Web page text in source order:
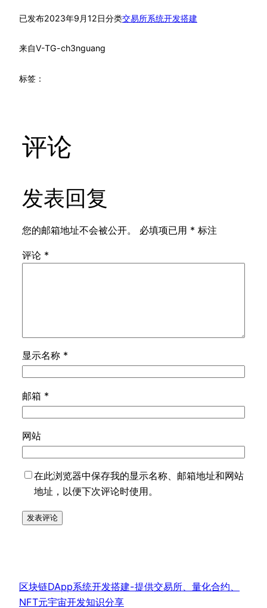
已发布2023年9月12日分类交易所系统开发搭建
来自V-TG-ch3nguang
标签：
评论
发表回复
您的邮箱地址不会被公开。 必填项已用 * 标注
评论 *
显示名称 *
邮箱 *
网站
在此浏览器中保存我的显示名称、邮箱地址和网站
地址，以便下次评论时使用。
区块链DApp系统开发搭建-提供交易所、量化合约、
NFT元宇宙开发知识分享